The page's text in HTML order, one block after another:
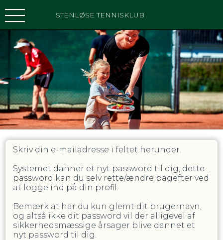
STENLØSE TENNISKLUB
Skriv din e-mailadresse i feltet herunder.
Systemet danner et nyt password til dig, dette
password kan du selv rette/ændre bagefter ved
at logge ind på din profil.
Bemærk at har du kun glemt dit brugernavn,
og altså ikke dit password vil der alligevel af
sikkerhedsmæssige årsager blive dannet et
nyt password til dig.